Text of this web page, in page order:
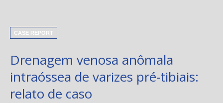
CASE REPORT
Drenagem venosa anômala
intraóssea de varizes pré-tibiais:
relato de caso